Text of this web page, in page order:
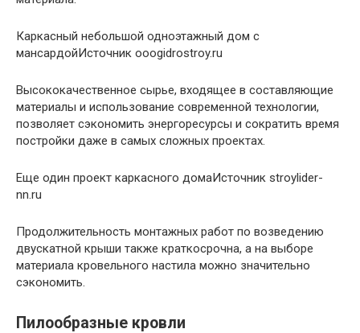
Каркасный небольшой одноэтажный дом с
мансардойИсточник ooogidrostroy.ru
Высококачественное сырье, входящее в составляющие
материалы и использование современной технологии,
позволяет сэкономить энергоресурсы и сократить время
постройки даже в самых сложных проектах.
Еще один проект каркасного домаИсточник stroylider-
nn.ru
Продолжительность монтажных работ по возведению
двускатной крыши также краткосрочна, а на выборе
материала кровельного настила можно значительно
сэкономить.
Пилообразные кровли